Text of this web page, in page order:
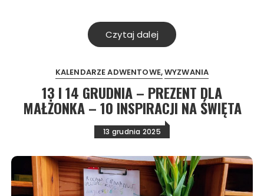
Czytaj dalej
KALENDARZE ADWENTOWE WYZWANIA
13 I 14 GRUDNIA – PREZENT DLA
MAŁŻONKA – 10 INSPIRACJI NA ŚWIĘTA
13 grudnia 2025